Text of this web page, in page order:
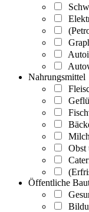
Nahrungsmittel
Obst
Öffentliche